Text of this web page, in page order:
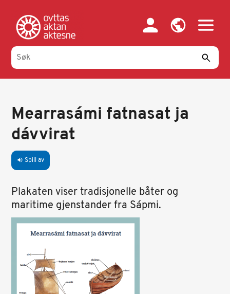
hovedinnhold
Mearrasámi fatnasat ja
dávvirat
volume_up Spill av
Plakaten viser tradisjonelle båter og
maritime gjenstander fra Sápmi.